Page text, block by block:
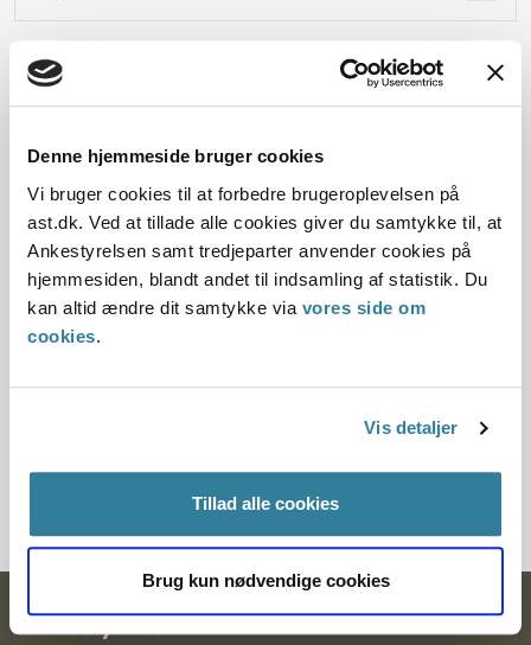
Denne hjemmeside bruger cookies
Vi bruger cookies til at forbedre brugeroplevelsen på
ast.dk. Ved at tillade alle cookies giver du samtykke til, at
Ankestyrelsen samt tredjeparter anvender cookies på
hjemmesiden, blandt andet til indsamling af statistik. Du
kan altid ændre dit samtykke via vores side om
cookies.
Vis detaljer
Tillad alle cookies
Brug kun nødvendige cookies
15.04.1993
Offentliggørelsesdato
12.07.2013
Paragraf
Ankestyrelsen